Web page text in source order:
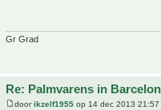
Gr Grad
Re: Palmvarens in
doorikzelf1955 op 14 dec 2013 21:57